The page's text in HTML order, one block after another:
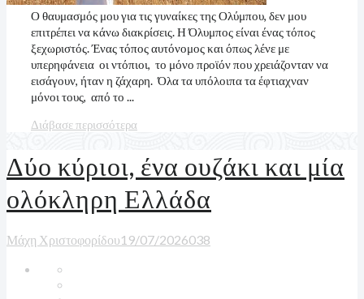
Ο θαυμασμός μου για τις γυναίκες της Ολύμπου, δεν μου
επιτρέπει να κάνω διακρίσεις. Η Όλυμπος είναι ένας τόπος
ξεχωριστός. Ένας τόπος αυτόνομος και όπως λένε με
υπερηφάνεια οι ντόπιοι, το μόνο προϊόν που χρειάζονταν να
εισάγουν, ήταν η ζάχαρη. Όλα τα υπόλοιπα τα έφτιαχναν
μόνοι τους, από το ...
Διάβασε περισσότερα
Δύο κύριοι, ένα ουζάκι και μία
ολόκληρη Ελλάδα
Μάχη Χριστοφορίδου19/07/2026038